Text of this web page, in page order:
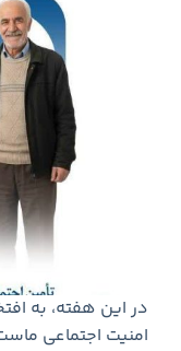
در این هفته، به
امنیت اجتماعی